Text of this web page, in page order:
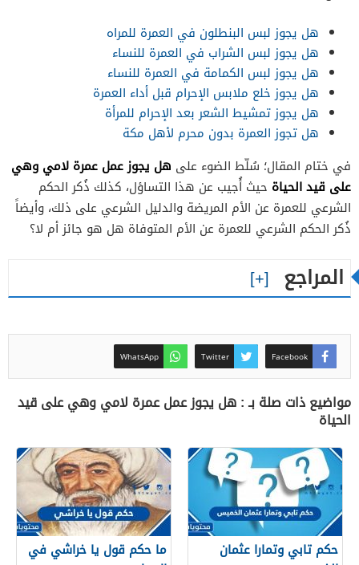
هل يجوز لبس البنطلون في العمرة للمراه
هل يجوز لبس الشراب في العمرة للنساء
هل يجوز لبس الكمامة في العمرة للنساء
هل يجوز خلع ملابس الإحرام قبل أداء العمرة
هل يجوز تمشيط الشعر بعد الإحرام للمرأة
هل تجوز العمرة بدون محرم لأهل مكة
في ختام المقال؛ سُلّط الضوء على هل يجوز عمل عمرة لامي وهي
على قيد الحياة حيث أُجيب عن هذا التساؤل، كذلك ذُكر الحكم
الشرعي للعمرة عن الأم المريضة والدليل الشرعي على ذلك، وأيضاً
ذُكر الحكم الشرعي للعمرة عن الأم المتوفاة هل هو جائز أم لا؟
المراجع
Facebook
Twitter
WhatsApp
مواضيع ذات صلة بـ : هل يجوز عمل عمرة لامي وهي على قيد
الحياة
حكم تابي وتمارا عثمان
ما حكم قول يا خراشي في